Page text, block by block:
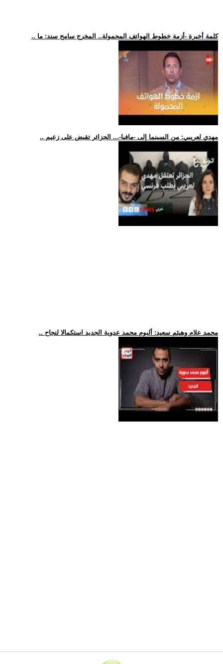
.. كلمة أخيرة -أزمة خطوط الهواتف المحمولة.. المخرج سامح سند: ما
.. مهدي لعريبي: من السينما إلى -مافيا-... الجزائر تقبض على زعيم
.. محمد علام وهيثم سعيد: ألبوم محمد عدوية الجديد استكمالا لنجاح